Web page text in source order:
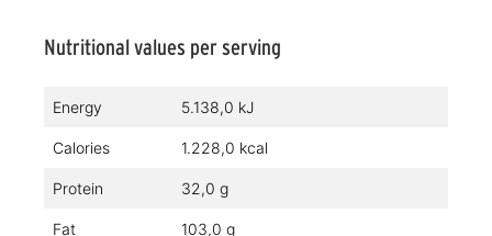
Nutritional values per serving
Energy 5.138,0 kJ
Calories 1.228,0 kcal
Protein 32,0 g
Fat 103,0 g